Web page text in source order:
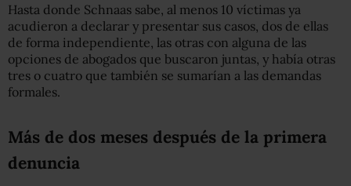
Hasta donde Schnaas sabe, al menos 10 víctimas ya
acudieron a declarar y presentar sus casos, dos de ellas
de forma independiente, las otras con alguna de las
opciones de abogados que buscaron juntas, y había otras
tres o cuatro que también se sumarían a las demandas
formales.
Más de dos meses después de la primera
denuncia